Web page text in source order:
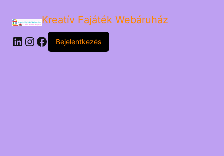
Kreatív Fajáték Webáruház
LinkedIn
Instagram
Facebook
Bejelentkezés